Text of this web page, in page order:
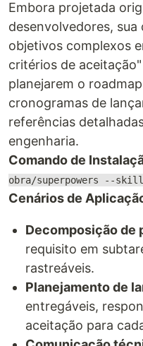
Embora projetada
desenvolvedores,
objetivos complexos
critérios de
planejarem o
cronogramas de
referências
engenharia.
Comando de
obra/superpowers --
Cenários de
Decomposição de
requisito em
rastreáveis.
Planejamento de
entregáveis,
aceitação para